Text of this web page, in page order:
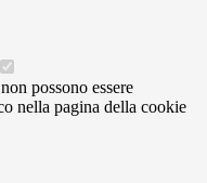
possono essere
nella pagina della cookie